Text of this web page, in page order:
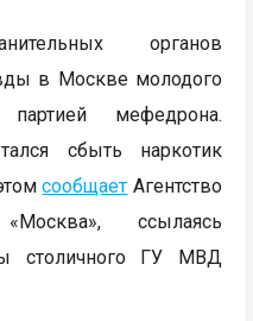
органов
в Москве молодого
мефедрона.
сбыть наркотик
сообщает Агентство
ссылаясь
столичного ГУ МВД